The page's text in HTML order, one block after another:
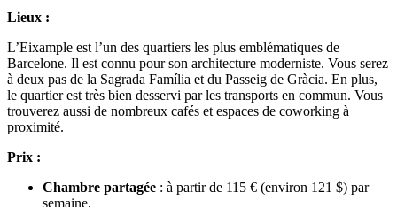
Lieux :
L’Eixample est l’un des quartiers les plus emblématiques de
Barcelone. Il est connu pour son architecture moderniste. Vous serez
à deux pas de la Sagrada Família et du Passeig de Gràcia. En plus,
le quartier est très bien desservi par les transports en commun. Vous
trouverez aussi de nombreux cafés et espaces de coworking à
proximité.
Prix :
Chambre partagée : à partir de 115 € (environ 121 $) par
semaine.